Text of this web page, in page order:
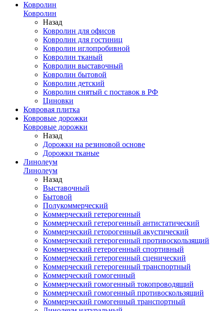
Ковролин
Ковролин
Назад
Ковролин для офисов
Ковролин для гостиниц
Ковролин иглопробивной
Ковролин тканый
Ковролин выставочный
Ковролин бытовой
Ковролин детский
Ковролин снятый с поставок в РФ
Циновки
Ковровая плитка
Ковровые дорожки
Ковровые дорожки
Назад
Дорожки на резиновой основе
Дорожки тканые
Линолеум
Линолеум
Назад
Выставочный
Бытовой
Полукоммерческий
Коммерческий гетерогенный
Коммерческий гетерогенный антистатический
Коммерческий геторогенный акустический
Коммерческий гетерогенный противоскользящий
Коммерческий гетерогенный спортивный
Коммерческий гетерогенный сценический
Коммерческий гетерогенный транспортный
Коммерческий гомогенный
Коммерческий гомогенный токопроводящий
Коммерческий гомогенный противоскользящий
Коммерческий гомогенный транспортный